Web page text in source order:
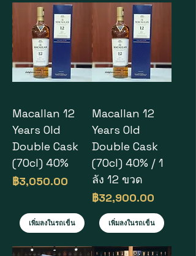
Macallan 12
Years Old
Double Cask
(70cl) 40%
ราคา
฿3,050.00
เพิ่มลงในรถเข็น
Macallan 12
Years Old
Double Cask
(70cl) 40% / 1
ลัง 12 ขวด
ราคา
฿32,900.00
เพิ่มลงในรถเข็น